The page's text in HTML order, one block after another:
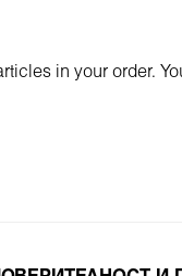
in your order.